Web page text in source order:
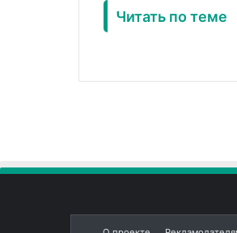
Читать по теме